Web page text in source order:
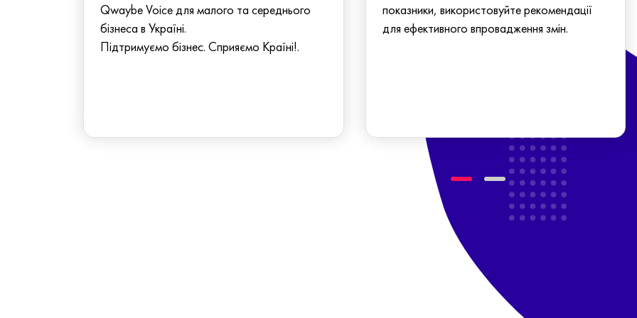
Qwaybe Voice для малого та середнього
бізнеса в Україні.
Підтримуємо бізнес. Сприяємо Країні!.
показники, використовуйте рекомендації
для ефективного впровадження змін.